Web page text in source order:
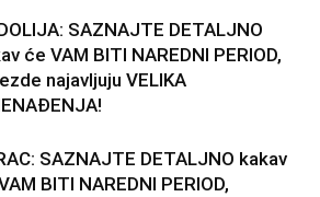
SAZNAJTE DETALJNO
će VAM BITI NAREDNI PERIOD,
najavljuju VELIKA
SAZNAJTE DETALJNO kakav
BITI NAREDNI PERIOD,